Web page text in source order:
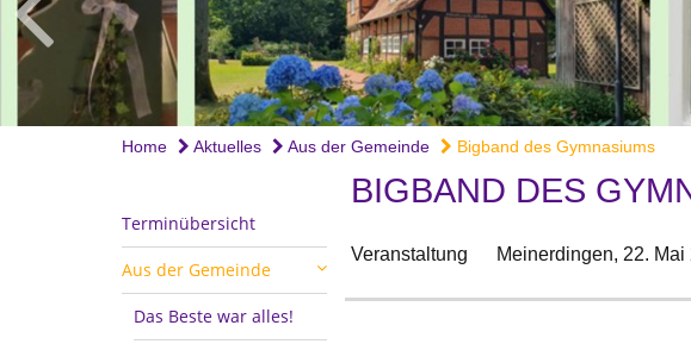
Home Aktuelles Aus der Gemeinde Bigband des Gymnasiums
Terminübersicht
Aus der Gemeinde
Das Beste war alles!
BIGBAND DES
Veranstaltung Meinerdingen, 22. Mai